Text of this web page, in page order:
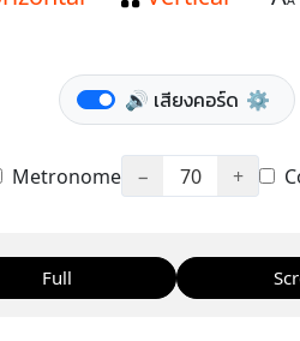
🔊 เสียงคอร์ด ⚙️
Metronome − 70 +
Full